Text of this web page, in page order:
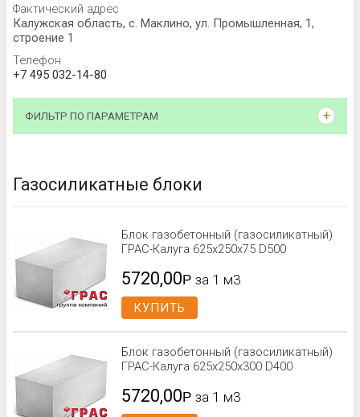
Фактический адрес
Калужская область, с. Маклино, ул. Промышленная, 1,
строение 1
Телефон
+7 495 032-14-80
ФИЛЬТР ПО ПАРАМЕТРАМ
Газосиликатные блоки
Блок газобетонный (газосиликатный)
ГРАС-Калуга 625x250x75 D500
5720,00Р за 1 м3
КУПИТЬ
Блок газобетонный (газосиликатный)
ГРАС-Калуга 625x250x300 D400
5720,00Р за 1 м3